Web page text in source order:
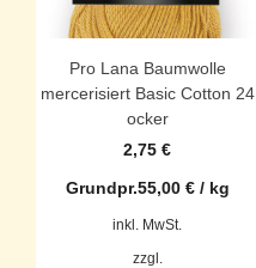
Pro Lana Baumwolle
mercerisiert Basic Cotton 24
ocker
2,75€
Grundpr.55,00 €/ kg
inkl. MwSt.
zzgl.